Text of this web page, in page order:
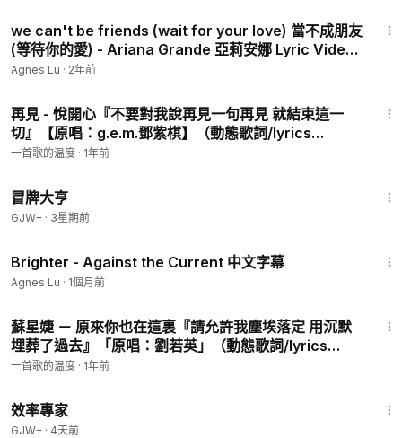
we can't be friends (wait for your love) 當不成朋友
(等待你的愛) - Ariana Grande 亞莉安娜 Lyric Video
中文歌詞
Agnes Lu · 2年前
再見 - 悅開心『不要對我說再見一句再見 就結束這一
切』【原唱：g.e.m.鄧紫棋】（動態歌詞/lyrics
video）
一首歌的温度 · 1年前
冒牌大亨
GJW+ · 3星期前
Brighter - Against the Current 中文字幕
Agnes Lu · 1個月前
蘇星婕 － 原來你也在這裏『請允許我塵埃落定 用沉默
埋葬了過去』「原唱：劉若英」（動態歌詞/lyrics
video/無損音質/4k）
一首歌的温度 · 1年前
效率專家
GJW+ · 4天前